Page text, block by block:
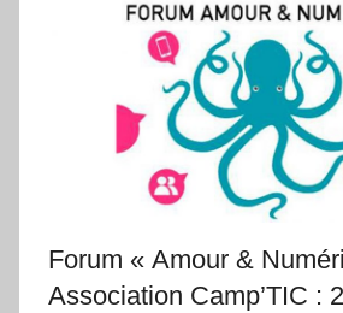
Forum « Amour &
Association Camp’TIC :